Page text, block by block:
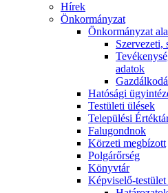
Hírek
Önkormányzat
Önkormányzat
Szervezeti,
adatok
Hatósági
Testületi ülések
Települési
Falugondnok
Körzeti megbízott
Polgárőrség
Könyvtár
Képviselő-